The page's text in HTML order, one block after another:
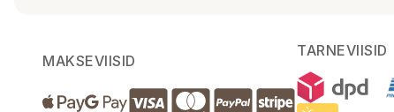
MAKSEVIISID
TARNEVIISID